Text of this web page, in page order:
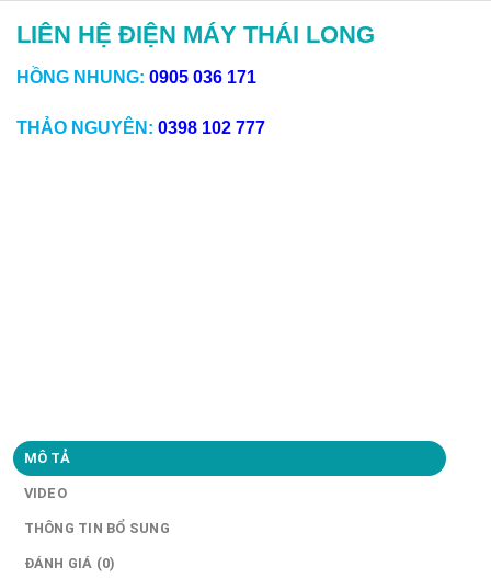
LIÊN HỆ ĐIỆN MÁY THÁI LONG
HỒNG NHUNG: 0905 036 171
THẢO NGUYÊN: 0398 102 777
MÔ TẢ
VIDEO
THÔNG TIN BỔ SUNG
ĐÁNH GIÁ (0)